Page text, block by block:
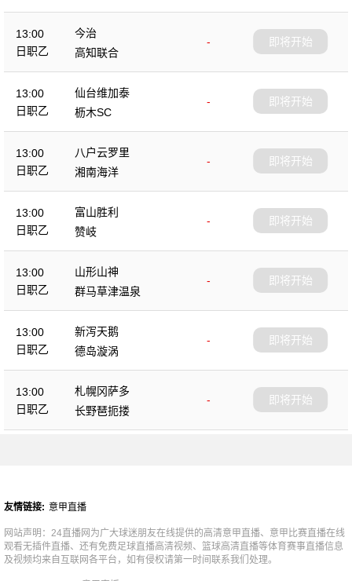
13:00
日职乙
今治
-
高知联合
即将开始
13:00
日职乙
仙台维加泰
-
枥木SC
即将开始
13:00
日职乙
八户云罗里
-
湘南海洋
即将开始
13:00
日职乙
富山胜利
-
赞岐
即将开始
13:00
日职乙
山形山神
-
群马草津温泉
即将开始
13:00
日职乙
新泻天鹅
-
德岛漩涡
即将开始
13:00
日职乙
札幌冈萨多
-
长野琶扼搂
即将开始
友情链接: 意甲直播
网站声明：24直播网为广大球迷朋友在线提供的高清意甲直播、意甲比赛直播在线
观看无插件直播、还有免费足球直播高清视频、篮球高清直播等体育赛事直播信息
及视频均来自互联网各平台，如有侵权请第一时间联系我们处理。